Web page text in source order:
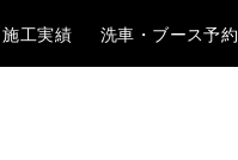
施工実績 洗車・ブース予約